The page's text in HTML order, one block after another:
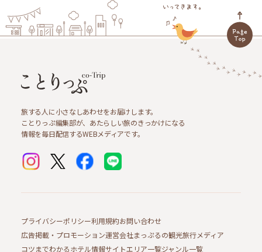
旅する人に小さなしあわせをお届けします。
ことりっぷ編集部が、あたらしい旅のきっかけになる
情報を毎日配信するWEBメディアです。
プライバシーポリシー利用規約お問い合わせ
広告掲載・プロモーション運営会社まっぷるの観光旅行メディア
コツまでわかるホテル情報サイトエリア一覧ジャンル一覧